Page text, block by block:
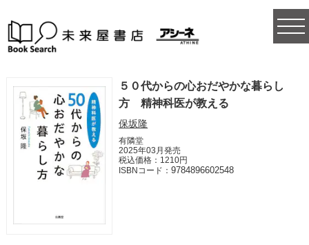
５０代からの心おだやかな暮らし
方 精神科医が教える
保坂隆
有隣堂
2025年03月発売
税込価格：1210円
ISBNコード：9784896602548